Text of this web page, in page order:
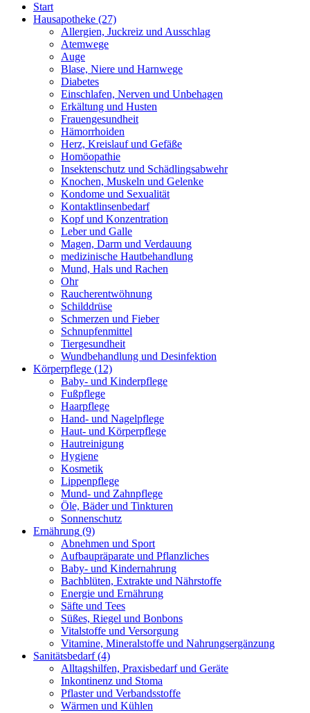
Start
Hausapotheke (27)
Allergien, Juckreiz und Ausschlag
Atemwege
Auge
Blase, Niere und Harnwege
Diabetes
Einschlafen, Nerven und Unbehagen
Erkältung und Husten
Frauengesundheit
Hämorrhoiden
Herz, Kreislauf und Gefäße
Homöopathie
Insektenschutz und Schädlingsabwehr
Knochen, Muskeln und Gelenke
Kondome und Sexualität
Kontaktlinsenbedarf
Kopf und Konzentration
Leber und Galle
Magen, Darm und Verdauung
medizinische Hautbehandlung
Mund, Hals und Rachen
Ohr
Raucherentwöhnung
Schilddrüse
Schmerzen und Fieber
Schnupfenmittel
Tiergesundheit
Wundbehandlung und Desinfektion
Körperpflege (12)
Baby- und Kinderpflege
Fußpflege
Haarpflege
Hand- und Nagelpflege
Haut- und Körperpflege
Hautreinigung
Hygiene
Kosmetik
Lippenpflege
Mund- und Zahnpflege
Öle, Bäder und Tinkturen
Sonnenschutz
Ernährung (9)
Abnehmen und Sport
Aufbaupräparate und Pflanzliches
Baby- und Kindernahrung
Bachblüten, Extrakte und Nährstoffe
Energie und Ernährung
Säfte und Tees
Süßes, Riegel und Bonbons
Vitalstoffe und Versorgung
Vitamine, Mineralstoffe und Nahrungsergänzung
Sanitätsbedarf(4)
Alltagshilfen, Praxisbedarf und Geräte
Inkontinenz und Stoma
Pflaster und Verbandsstoffe
Wärmen und Kühlen